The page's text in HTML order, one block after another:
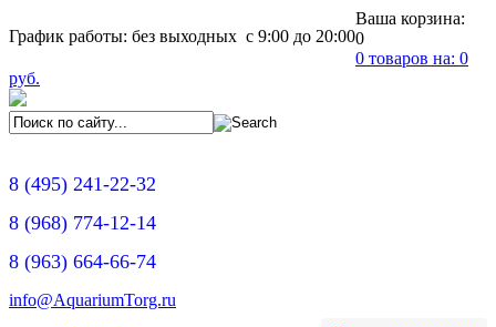
График работы: без выходных с 9:00 до 20:00
Ваша корзина:
0
0 товаров на: 0
руб.
8 (495) 241-22-32
8 (968) 774-12-14
8 (963) 664-66-74
info@AquariumTorg.ru